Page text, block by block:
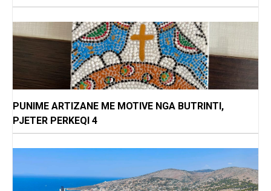
PUNIME ARTIZANE ME MOTIVE NGA BUTRINTI,
PJETER PERKEQI 4